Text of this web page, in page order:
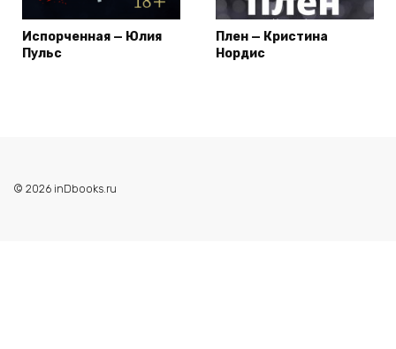
Испорченная — Юлия
Пульс
Плен — Кристина
Нордис
© 2026 inDbooks.ru